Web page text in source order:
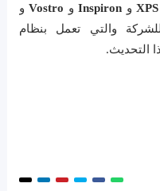
XPS و Inspiron و Vostro و
للشركة والتي تعمل بنظام
التحديث.